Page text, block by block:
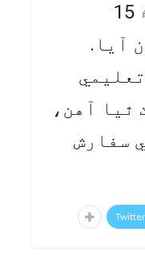
جي تعليمي ادارن ۾ 15
آيا.
ٿيا آهن،
سفارش
Twitter